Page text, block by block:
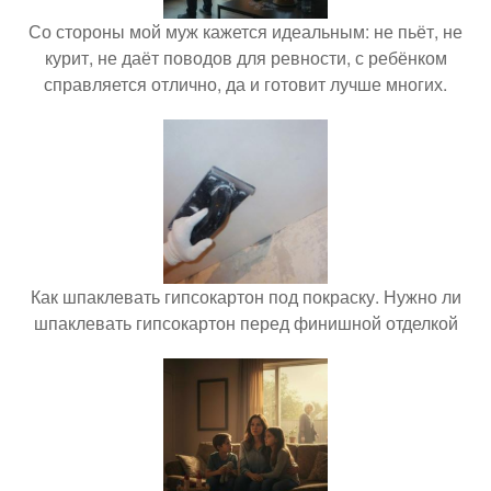
Со стороны мой муж кажется идеальным: не пьёт, не
курит, не даёт поводов для ревности, с ребёнком
справляется отлично, да и готовит лучше многих.
Как шпаклевать гипсокартон под покраску. Нужно ли
шпаклевать гипсокартон перед финишной отделкой